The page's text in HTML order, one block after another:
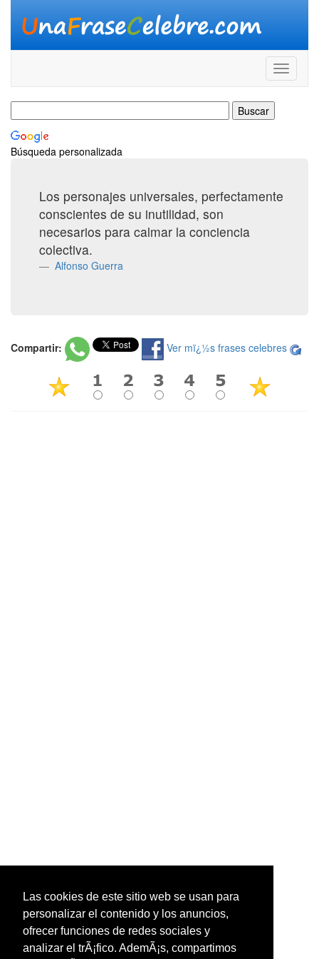
Las cookies de este sitio web se usan para
personalizar el contenido y los anuncios,
ofrecer funciones de redes sociales y
analizar el trÃ¡fico. AdemÃ¡s, compartimos
Búsqueda personalizada
Los personajes universales, perfectamente
conscientes de su inutilidad, son
necesarios para calmar la conciencia
colectiva.
Alfonso Guerra
Compartir: Ver mï¿½s frases celebres